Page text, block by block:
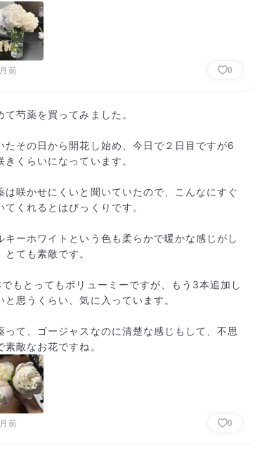
前 0
て芍薬を買ってみました。
たその日から開花し始め、今日で２日目ですが6
きくらいになっています。
は咲かせにくいと聞いていたので、こんなにすぐ
てくれるとはびっくりです。
キーホワイトという色も柔らかで暖かな感じがし
とても素敵です。
もとってもボリューミーですが、もう3本追加し
と思うくらい、気に入っています。
って、ゴージャスなのに清楚な感じもして、不思
素敵なお花ですね。
前 0